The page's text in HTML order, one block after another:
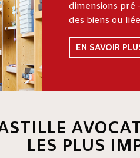
dimensions pré
des biens ou
EN SAVOIR
LES PLUS